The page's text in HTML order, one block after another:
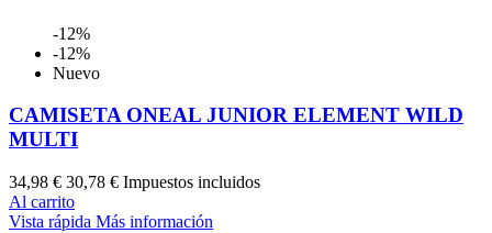
-12%
-12%
Nuevo
CAMISETA ONEAL JUNIOR ELEMENT WILD
MULTI
34,98 € 30,78 € Impuestos incluidos
Al carrito
Vista rápida Más información